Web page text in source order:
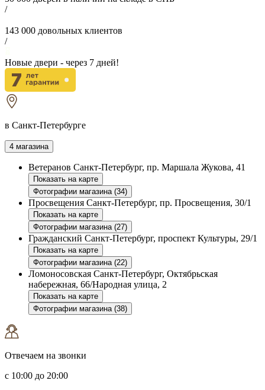
/
143 000 довольных клиентов
/
Новые двери - через 7 дней!
в Санкт-Петербурге
4 магазина
Ветеранов Санкт-Петербург, пр. Маршала Жукова, 41
Показать на карте
Фотографии магазина (34)
Просвещения Санкт-Петербург, пр. Просвещения, 30/1
Показать на карте
Фотографии магазина (27)
Гражданский Санкт-Петербург, проспект Культуры, 29/1
Показать на карте
Фотографии магазина (22)
Ломоносовская Санкт-Петербург, Октябрьская
набережная, 66/Народная улица, 2
Показать на карте
Фотографии магазина (38)
Отвечаем на звонки
с 10:00 до 20:00